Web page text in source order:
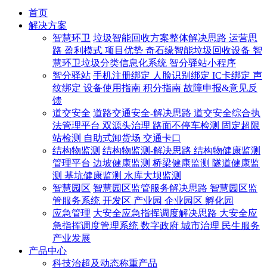
首页
解决方案
智慧环卫 垃圾智能回收方案整体解决思路 运营思
路 盈利模式 项目优势 奇石缘智能垃圾回收设备 智
慧环卫垃圾分类信息化系统 智分驿站小程序
智分驿站 手机注册绑定 人脸识别绑定 IC卡绑定 声
纹绑定 设备使用指南 积分指南 故障申报&意见反
馈
道交安全 道路交通安全-解决思路 道交安全综合执
法管理平台 双源头治理 路面不停车检测 固定超限
站检测 自助式卸货场 交通卡口
结构物监测 结构物监测-解决思路 结构物健康监测
管理平台 边坡健康监测 桥梁健康监测 隧道健康监
测 基坑健康监测 水库大坝监测
智慧园区 智慧园区监管服务解决思路 智慧园区监
管服务系统 开发区 产业园 企业园区 孵化园
应急管理 大安全应急指挥调度解决思路 大安全应
急指挥调度管理系统 数字政府 城市治理 民生服务
产业发展
产品中心
科技治超及动态称重产品